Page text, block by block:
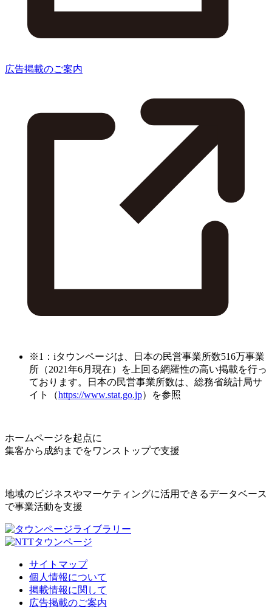
広告掲載のご案内
※1：iタウンページは、日本の民営事業所数516万事業
所（2021年6月現在）を上回る網羅性の高い掲載を行っ
ております。日本の民営事業所数は、総務省統計局サ
イト（https://www.stat.go.jp）を参照
ホームページを起点に
集客から成約までをワンストップで支援
地域のビジネスやマーケティングに活用できるデータベース
で事業活動を支援
サイトマップ
個人情報について
掲載情報に関して
広告掲載のご案内